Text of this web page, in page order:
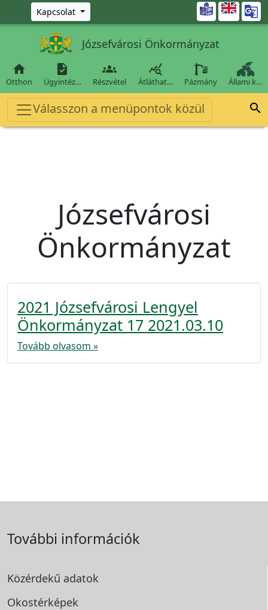
Ugrás a fő tartalomra
Kapcsolat 
Józsefvárosi Önkormányzat

Otthon

Ügyintéz…

Részvétel

Átláthat… Pázmány Állami k…
Válasszon a menüpontok közül 
Józsefvárosi
Önkormányzat
2021 Józsefvárosi Lengyel
Önkormányzat 17 2021.03.10
Tovább olvasom »
További információk
Közérdekű adatok
Okostérképek